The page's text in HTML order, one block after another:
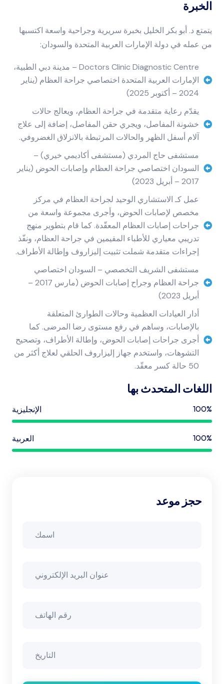
الخبرة
يتمتع د. أبو بكر الخليل بخبرة سريرية وجراحية واسعة اكتسبها
من عمله في دولة الإمارات العربية المتحدة والسودان:
Doctors Clinic Diagnostic Centre – مدينة دبي الطبية،
الإمارات العربية المتحدة اختصاصي جراحة العظام (يناير
2024 – أكتوبر 2025)
يقدّم رعاية متقدمة في جراحة العظام، ويعالج حالات
خشونة المفاصل، ويجري حقن المفاصل، إضافة إلى علاج
آلام أسفل الظهر والحالات المرتبطة بالانزلاق الغضروفي.
مستشفى حاج المردي (مستشفى أكاديمي خيري) –
السودان اختصاصي جراحة العظام وإصابات الحوض (يناير
2017 – أبريل 2023)
عمل كـ الاستشاري الوحيد لجراحة العظام في مركز
مخصص لإصابات الحوض، وأجرى مجموعة واسعة من
جراحات إصابات العظام المعقّدة. كما قام بتطوير منهج
تدريبي معياري للأطباء المقيمين في جراحة العظام، ونفّذ
إجراءات متقدمة شملت تثبيت إليزاروف وإطالة الأطراف.
مستشفى الشريف التخصصي – السودان اختصاصي
جراحة العظام وجراح إصابات الحوض (مارس 2017 –
أبريل 2023)
أدار العيادات العظمية وحالات الطوارئ المتعلقة
بالإصابات، وساهم في رفع مستوى رضا المرضى. كما
أجرى جراحات إصابات الحوض، وإطالة الأطراف، وتصحيح
التشوهات، واستخدم جهاز إليزاروف الحلقي لعلاج أكثر من
50 حالة كسر معقّد.
اللغات المتحدث بها
الإنجليزية 100%
العربية 100%
حجز موعد